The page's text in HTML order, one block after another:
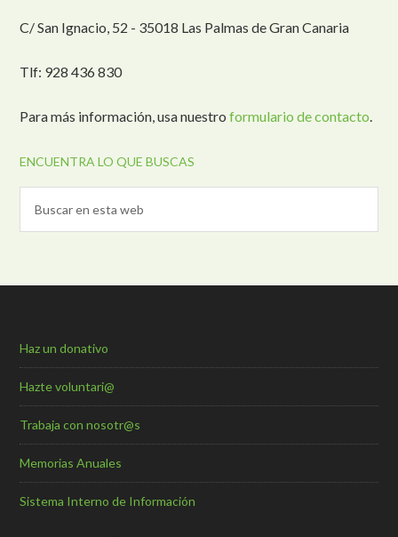
C/ San Ignacio, 52 - 35018 Las Palmas de Gran Canaria
Tlf: 928 436 830
Para más información, usa nuestroformulario de contacto.
ENCUENTRA LO QUE BUSCAS
Haz un donativo
Hazte voluntari@
Trabaja con nosotr@s
Memorias Anuales
Sistema Interno de Información